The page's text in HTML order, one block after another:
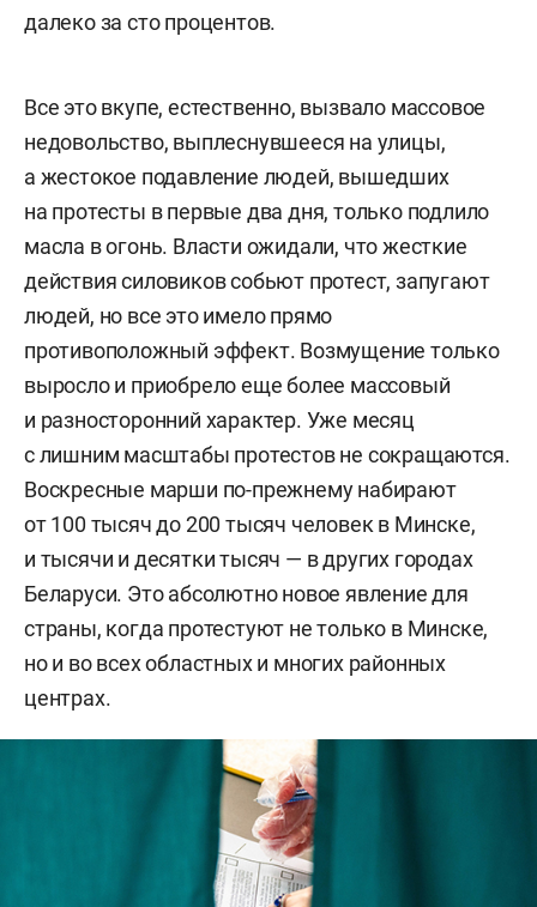
далеко за сто процентов.
Все это вкупе, естественно, вызвало массовое
недовольство, выплеснувшееся на улицы,
а жестокое подавление людей, вышедших
на протесты в первые два дня, только подлило
масла в огонь. Власти ожидали, что жесткие
действия силовиков собьют протест, запугают
людей, но все это имело прямо
противоположный эффект. Возмущение только
выросло и приобрело еще более массовый
и разносторонний характер. Уже месяц
с лишним масштабы протестов не сокращаются.
Воскресные марши по-прежнему набирают
от 100 тысяч до 200 тысяч человек в Минске,
и тысячи и десятки тысяч — в других городах
Беларуси. Это абсолютно новое явление для
страны, когда протестуют не только в Минске,
но и во всех областных и многих районных
центрах.